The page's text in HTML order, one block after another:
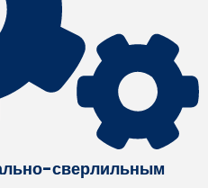
сверлильным